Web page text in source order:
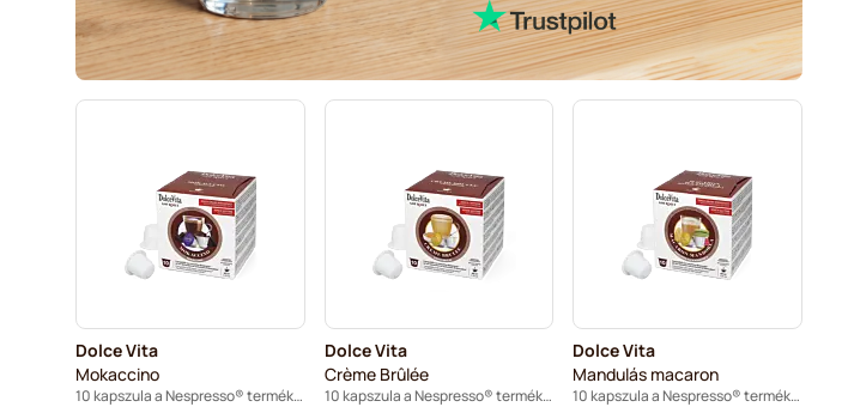
Dolce Vita
Mokaccino
10 kapszula a Nespresso® termékhez
Dolce Vita
Crème Brûlée
10 kapszula a Nespresso® termékhez
Dolce Vita
Mandulás macaron
10 kapszula a Nespresso® termékhez